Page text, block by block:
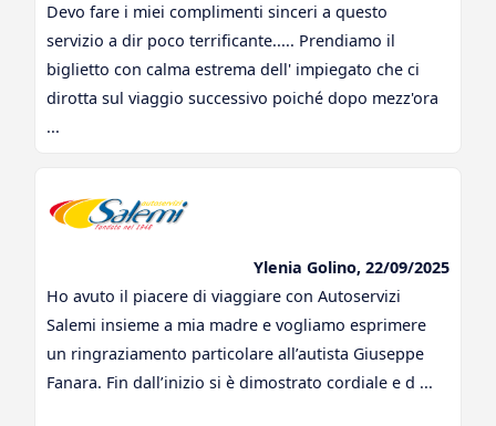
Devo fare i miei complimenti sinceri a questo
servizio a dir poco terrificante..... Prendiamo il
biglietto con calma estrema dell' impiegato che ci
dirotta sul viaggio successivo poiché dopo mezz'ora
...
Ylenia Golino, 22/09/2025
Ho avuto il piacere di viaggiare con Autoservizi
Salemi insieme a mia madre e vogliamo esprimere
un ringraziamento particolare all’autista Giuseppe
Fanara. Fin dall’inizio si è dimostrato cordiale e d ...